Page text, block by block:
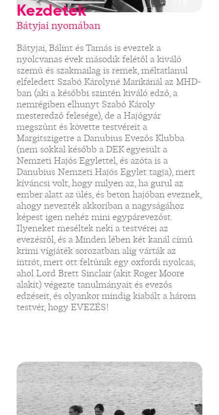
Kezdetek
Bátyjai nyomában
Bátyjai, Bálint és Tamás is eveztek a
nyolcvanas évek második felétől a kiváló
szemű és szakmailag is remek, méltatlanul
elfeledett Szabó Károlyné Marikánál az MHD-
ban (aki a későbbi szintén kiváló edző, a
nemrégiben elhunyt Szabó Károly
mesteredző felesége), de a Hajógyár
megszűnt és követte testvéreit a
Margitszigetre a Danubius Evezős Klubba
(nem sokkal később a DEK egyesült a
Nemzeti Hajós Egylettel, és azóta is a
Danubius Nemzeti Hajós Egylet tagja), mert
kíváncsi volt, hogy milyen az, ha gurul az
ember alatt az ülés, és beton hajóban eveznek,
ahogy nevezték akkoriban a nagyságához
képest igen nehéz mini egypárevezőst.
Ilyeneket meséltek neki a testvérei az
evezésről, és a Minden lében két kanál című
krimi vígjáték sorozatban alig várták az
intrót, mert ott feltűnik egy oxfordi nyolcas,
ahol Lord Brett Sinclair (akit Roger Moore
alakít) végezte tanulmányait és evezős
edzéseit, és olyankor mindig kiabált a három
testvér, hogy EVEZÉS!